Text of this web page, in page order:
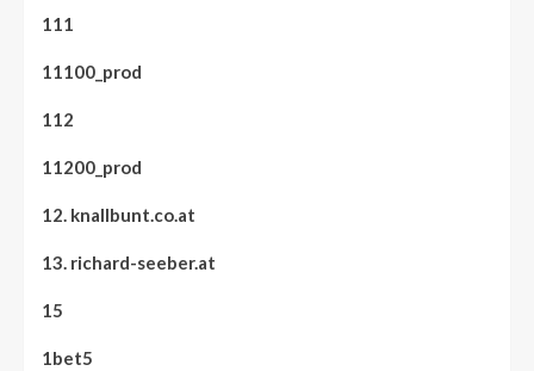
111
11100_prod
112
11200_prod
12. knallbunt.co.at
13. richard-seeber.at
15
1bet5